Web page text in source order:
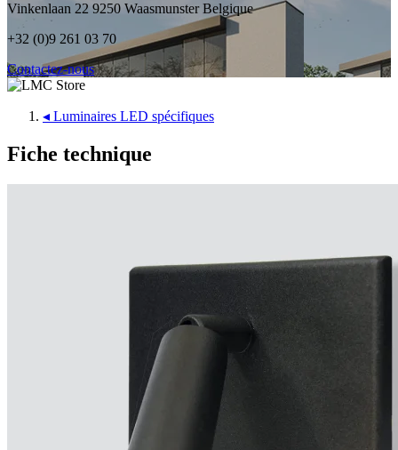
Vinkenlaan 22 9250 Waasmunster Belgique
+32 (0)9 261 03 70
Contactez-nous
◂ Luminaires LED spécifiques
Fiche technique